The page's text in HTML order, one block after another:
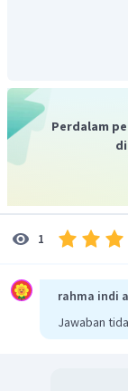
menunjukan
Oleh karena
Perdalam
1
rahma indi
Jawaban